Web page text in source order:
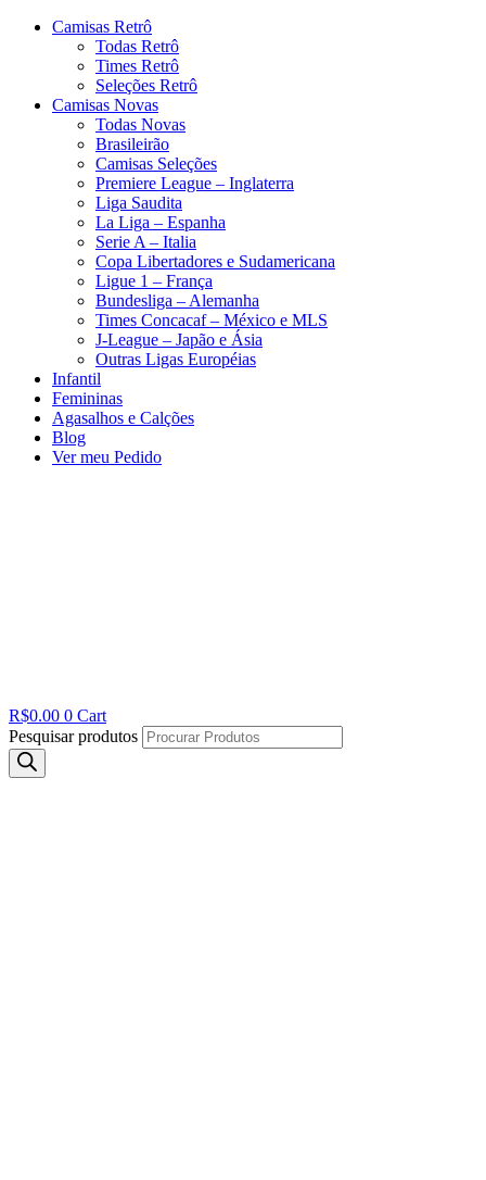
Camisas Retrô
Todas Retrô
Times Retrô
Seleções Retrô
Camisas Novas
Todas Novas
Brasileirão
Camisas Seleções
Premiere League – Inglaterra
Liga Saudita
La Liga – Espanha
Serie A – Italia
Copa Libertadores e Sudamericana
Ligue 1 – França
Bundesliga – Alemanha
Times Concacaf – México e MLS
J-League – Japão e Ásia
Outras Ligas Européias
Infantil
Femininas
Agasalhos e Calções
Blog
Ver meu Pedido
R$0.00 0 Cart
Pesquisar produtos